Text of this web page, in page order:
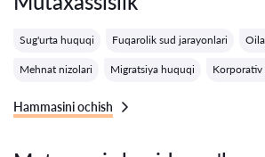
Sug'urta huquqi Fuqarolik sud jarayonlari
Mehnat nizolari Migratsiya huquqi Korporativ
Hammasini ochish